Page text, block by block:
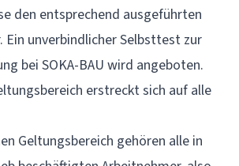
den entsprechend ausgeführten
Ein unverbindlicher Selbsttest zur
bei SOKA-BAU wird angeboten.
erstreckt sich auf alle
Geltungsbereich gehören alle in